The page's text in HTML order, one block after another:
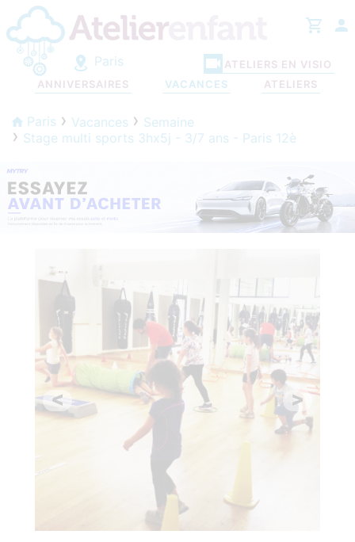
Paris
ANNIVERSAIRES VACANCES ATELIERS
ATELIERS EN VISIO
Paris Vacances
Semaine
Stage multi sports 3hx5j - 3/7 ans - Paris 12è
< >